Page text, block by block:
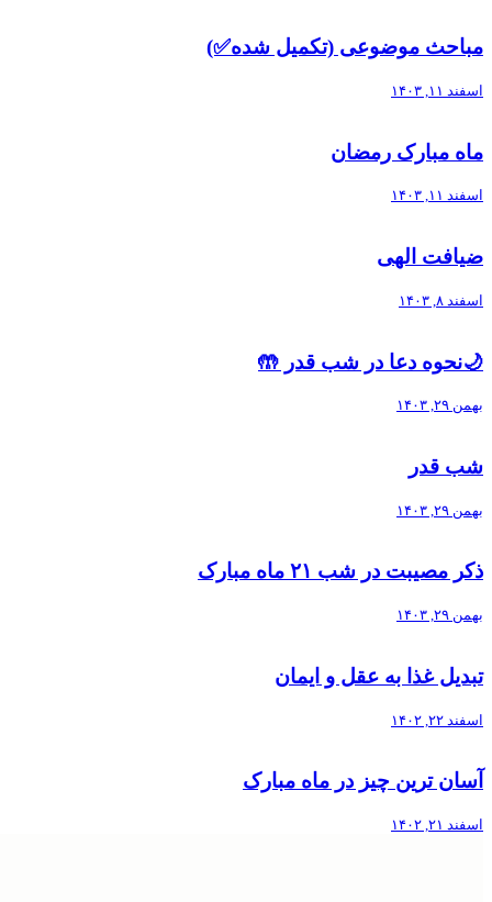
مباحث موضوعی (تکمیل شده✅)
اسفند ۱۱, ۱۴۰۳
ماه مبارک رمضان
اسفند ۱۱, ۱۴۰۳
ضیافت الهی
اسفند ۸, ۱۴۰۳
🌙نحوه دعا در شب قدر 🤲
بهمن ۲۹, ۱۴۰۳
شب قدر
بهمن ۲۹, ۱۴۰۳
ذکر مصیبت در شب ۲۱ ماه مبارک
بهمن ۲۹, ۱۴۰۳
تبدیل غذا به عقل و ایمان
اسفند ۲۲, ۱۴۰۲
آسان ترین چیز در ماه مبارک
اسفند ۲۱, ۱۴۰۲